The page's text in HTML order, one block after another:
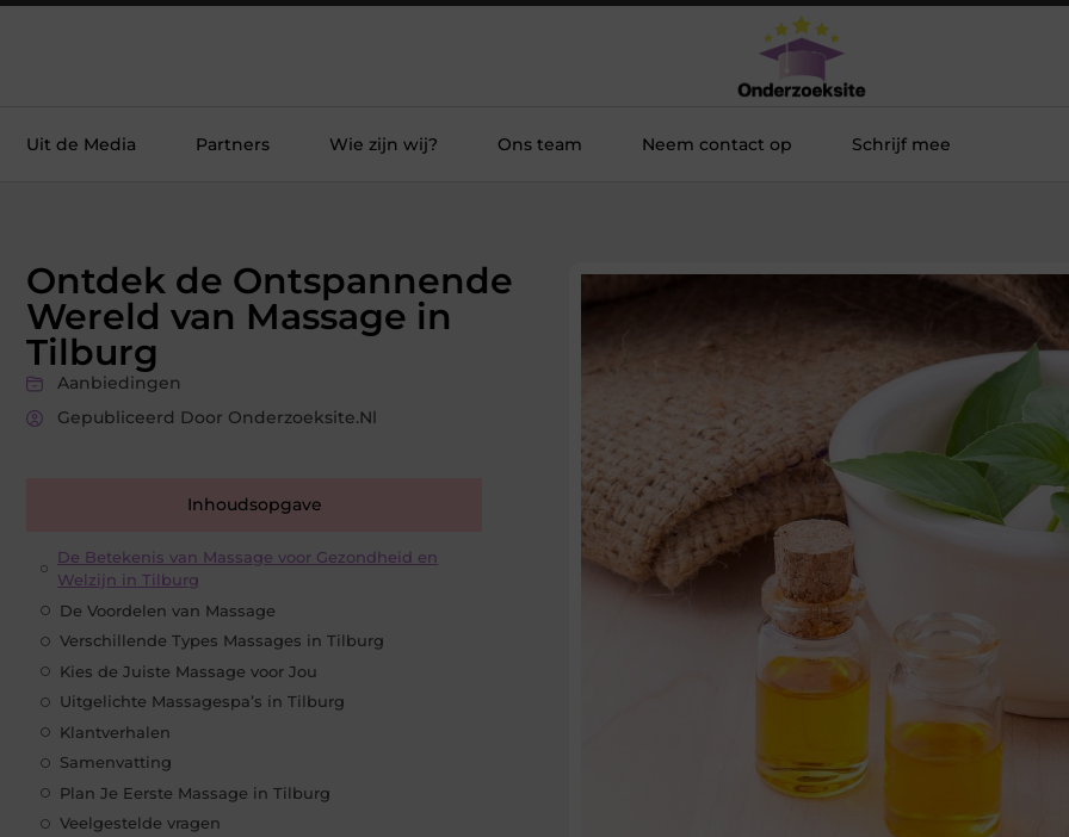
Uit de Media Partners Wie zijn wij? Ons team Neem contact op Schrijf mee
Ontdek de Ontspannende
Wereld van Massage in
Tilburg
Aanbiedingen
Gepubliceerd Door Onderzoeksite.nl
Inhoudsopgave
De Betekenis van Massage voor Gezondheid en
Welzijn in Tilburg
De Voordelen van Massage
Verschillende Types Massages in Tilburg
Kies de Juiste Massage voor Jou
Uitgelichte Massagespa’s in Tilburg
Klantverhalen
Samenvatting
Plan Je Eerste Massage in Tilburg
Veelgestelde vragen